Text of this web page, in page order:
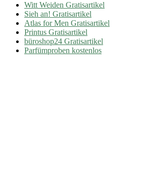
Witt Weiden Gratisartikel
Sieh an! Gratisartikel
Atlas for Men Gratisartikel
Printus Gratisartikel
büroshop24 Gratisartikel
Parfümproben kostenlos